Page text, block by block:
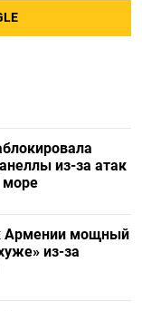
из-за атак
море
Армении мощный
из-за